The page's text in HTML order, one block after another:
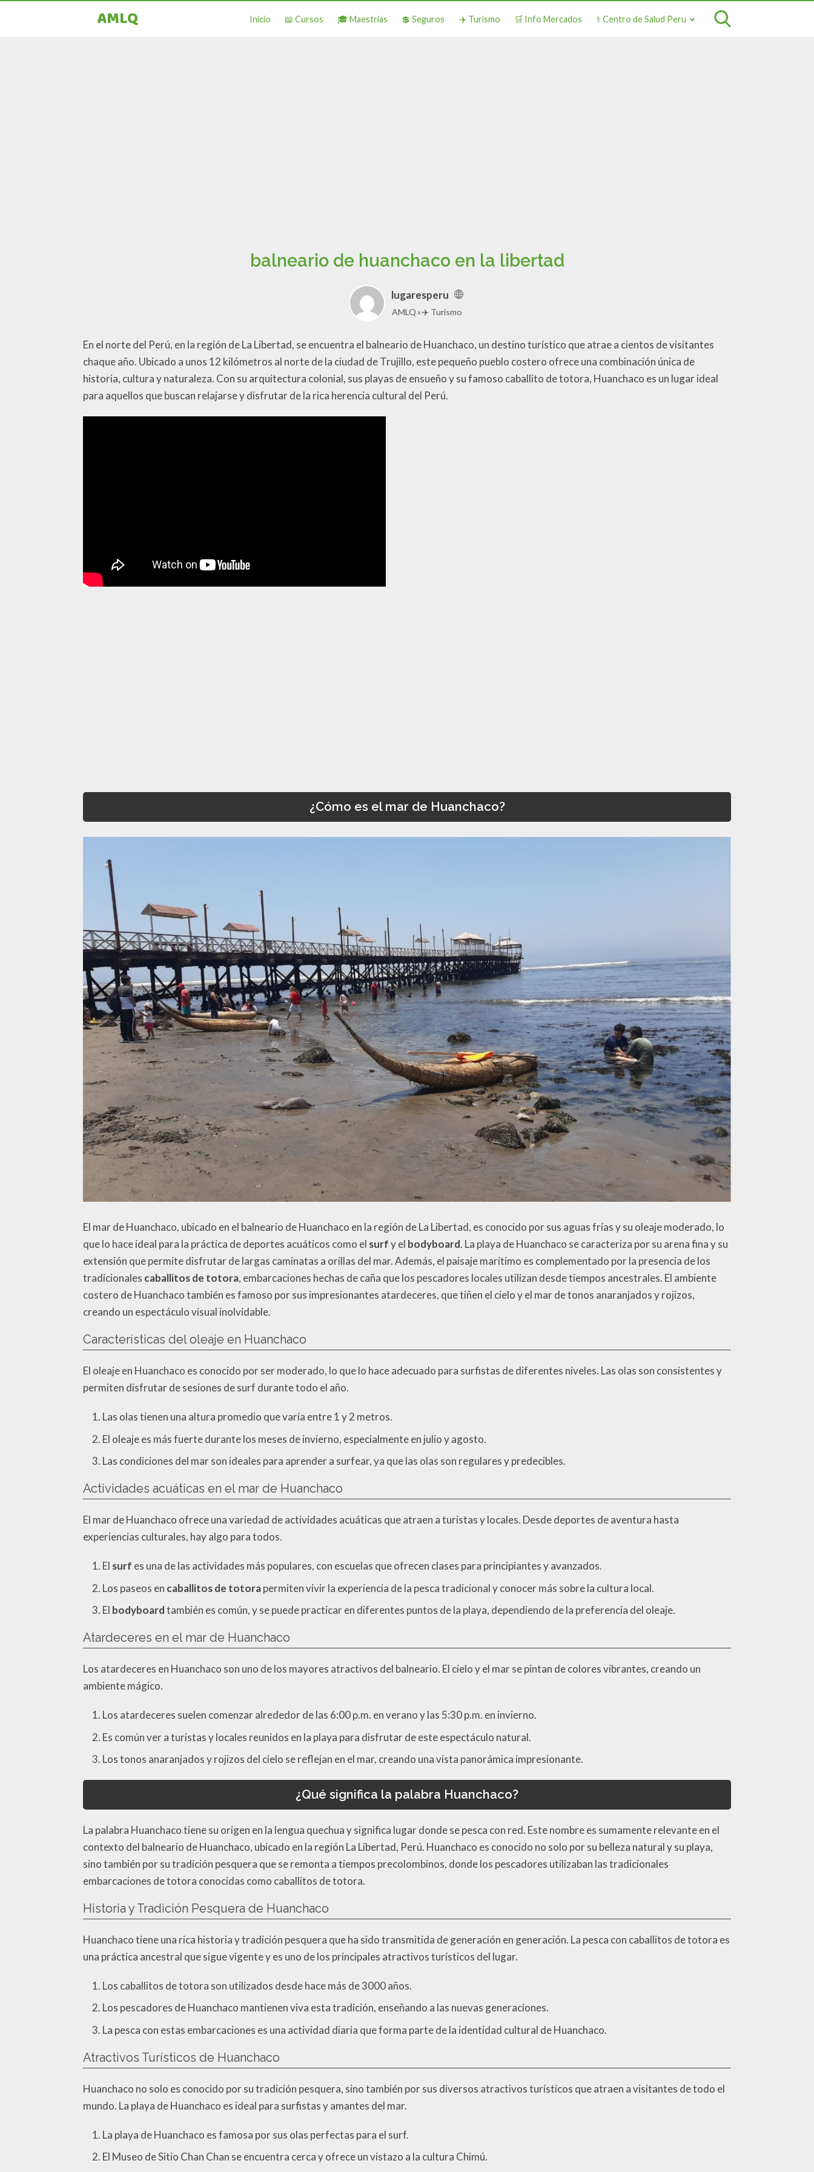
AMLQ Inicio 📖 Cursos 🎓 Maestrias 💲 Seguros ✈️ Turismo 🛒 Info Mercados ⚕️ Centro de Salud Peru
balneario de huanchaco en la libertad
lugaresperu
AMLQ ✈️ Turismo
En el norte del Perú, en la región de La Libertad, se encuentra el balneario de Huanchaco, un destino turístico que atrae a cientos de visitantes
chaque año. Ubicado a unos 12 kilómetros al norte de la ciudad de Trujillo, este pequeño pueblo costero ofrece una combinación única de
historia, cultura y naturaleza. Con su arquitectura colonial, sus playas de ensueño y su famoso caballito de totora, Huanchaco es un lugar ideal
para aquellos que buscan relajarse y disfrutar de la rica herencia cultural del Perú.
¿Cómo es el mar de Huanchaco?
El mar de Huanchaco, ubicado en el balneario de Huanchaco en la región de La Libertad, es conocido por sus aguas frías y su oleaje moderado, lo
que lo hace ideal para la práctica de deportes acuáticos como el surfy el bodyboard. La playa de Huanchaco se caracteriza por su arena fina y su
extensión que permite disfrutar de largas caminatas a orillas del mar. Además, el paisaje marítimo es complementado por la presencia de los
tradicionales caballitos de totora, embarcaciones hechas de caña que los pescadores locales utilizan desde tiempos ancestrales. El ambiente
costero de Huanchaco también es famoso por sus impresionantes atardeceres, que tiñen el cielo y el mar de tonos anaranjados y rojizos,
creando un espectáculo visual inolvidable.
Características del oleaje en Huanchaco
El oleaje en Huanchaco es conocido por ser moderado, lo que lo hace adecuado para surfistas de diferentes niveles. Las olas son consistentes y
permiten disfrutar de sesiones de surf durante todo el año.
Las olas tienen una altura promedio que varía entre 1 y 2 metros.
El oleaje es más fuerte durante los meses de invierno, especialmente en julio y agosto.
Las condiciones del mar son ideales para aprender a surfear, ya que las olas son regulares y predecibles.
Actividades acuáticas en el mar de Huanchaco
El mar de Huanchaco ofrece una variedad de actividades acuáticas que atraen a turistas y locales. Desde deportes de aventura hasta
experiencias culturales, hay algo para todos.
El surf es una de las actividades más populares, con escuelas que ofrecen clases para principiantes y avanzados.
Los paseos en caballitos de totorapermiten vivir la experiencia de la pesca tradicional y conocer más sobre la cultura local.
El bodyboardtambién es común, y se puede practicar en diferentes puntos de la playa, dependiendo de la preferencia del oleaje.
Atardeceres en el mar de Huanchaco
Los atardeceres en Huanchaco son uno de los mayores atractivos del balneario. El cielo y el mar se pintan de colores vibrantes, creando un
ambiente mágico.
Los atardeceres suelen comenzar alrededor de las 6:00 p.m. en verano y las 5:30 p.m. en invierno.
Es común ver a turistas y locales reunidos en la playa para disfrutar de este espectáculo natural.
Los tonos anaranjados y rojizos del cielo se reflejan en el mar, creando una vista panorámica impresionante.
¿Qué significa la palabra Huanchaco?
La palabra Huanchaco tiene su origen en la lengua quechua y significa lugar donde se pesca con red. Este nombre es sumamente relevante en el
contexto del balneario de Huanchaco, ubicado en la región La Libertad, Perú. Huanchaco es conocido no solo por su belleza natural y su playa,
sino también por su tradición pesquera que se remonta a tiempos precolombinos, donde los pescadores utilizaban las tradicionales
embarcaciones de totora conocidas como caballitos de totora.
Historia y Tradición Pesquera de Huanchaco
Huanchaco tiene una rica historia y tradición pesquera que ha sido transmitida de generación en generación. La pesca con caballitos de totora es
una práctica ancestral que sigue vigente y es uno de los principales atractivos turísticos del lugar.
Los caballitos de totora son utilizados desde hace más de 3000 años.
Los pescadores de Huanchaco mantienen viva esta tradición, enseñando a las nuevas generaciones.
La pesca con estas embarcaciones es una actividad diaria que forma parte de la identidad cultural de Huanchaco.
Atractivos Turísticos de Huanchaco
Huanchaco no solo es conocido por su tradición pesquera, sino también por sus diversos atractivos turísticos que atraen a visitantes de todo el
mundo. La playa de Huanchaco es ideal para surfistas y amantes del mar.
La playa de Huanchaco es famosa por sus olas perfectas para el surf.
El Museo de Sitio Chan Chan se encuentra cerca y ofrece un vistazo a la cultura Chimú.